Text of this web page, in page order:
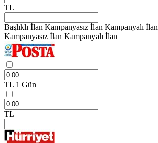
TL
Başlıklı İlan Kampanyasız İlan Kampanyalı İlan
Kampanyasız İlan Kampanyalı İlan
TL 1 Gün
TL